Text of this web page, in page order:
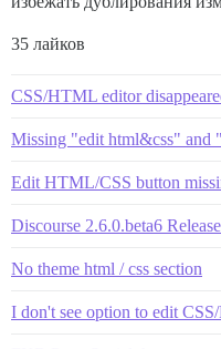
35 лайков
CSS/HTML editor
Missing "edit html&css" and
Edit HTML/CSS button
Discourse 2.6.0.beta6
No theme html / css section
I don't see option to edit